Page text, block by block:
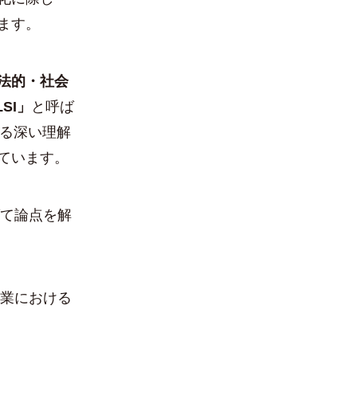
す。
的・社会
」
と呼ば
深い理解
います。
論点を解
における